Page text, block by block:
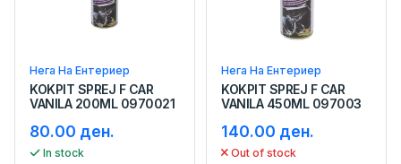
Нега На Ентериер
KOKPIT SPREJ F CAR
VANILA 200ML 0970021
80.00 ден.
In stock
Нега На Ентериер
KOKPIT SPREJ F CAR
VANILA 450ML 097003
140.00 ден.
Out of stock